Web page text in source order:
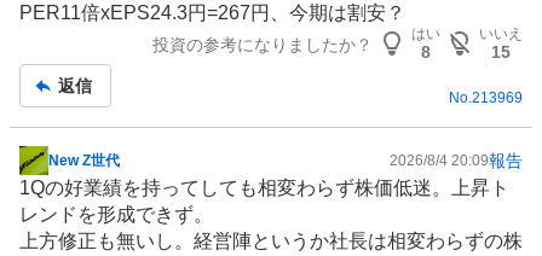
PER11倍xEPS24.3円=267円、今期は割安？
投資の参考になりましたか？
はい
8
いいえ
15
返信
No.213969
掲
示
板
記
New Z世代 2026/8/4 20:09報告
1Qの好業績を持ってしても相変わらず株価低迷。上昇ト
レンドを形成できず。
上方修正も無いし。経営陣というか社長は相変わらずの株